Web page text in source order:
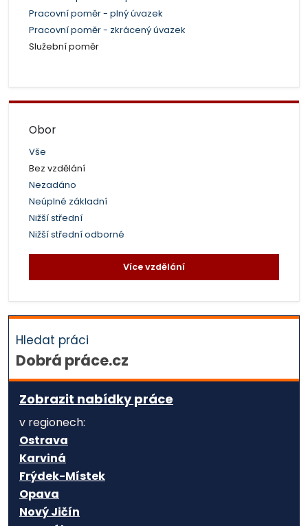
Pracovní poměr - plný úvazek
Pracovní poměr - zkrácený úvazek
Služební poměr
Obor
Vše
Bez vzdělání
Nezadáno
Neúplné základní
Nižší střední
Nižší střední odborné
Více vzdělání
Hledat práci
Dobrá práce.cz
Zobrazit nabídky práce
v regionech:
Ostrava
Karviná
Frýdek-Místek
Opava
Nový Jičín